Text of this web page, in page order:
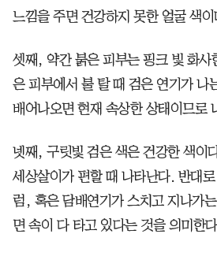
느낌을 주면 건강하지 못한 얼굴 색이
셋째, 약간 붉은 피부는 핑크 빛 화사
은 피부에서 불 탈 때 검은 연기가 나
배어나오면 현재 속상한 상태이므로
넷째, 구릿빛 검은 색은 건강한 색이
세상살이가 편할 때 나타난다. 반대
럼, 혹은 담배연기가 스치고 지나가
면 속이 다 타고 있다는 것을 의미한